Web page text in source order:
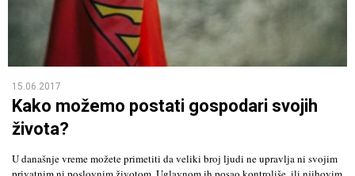
15.06.2017
Kako možemo postati gospodari svojih
života?
U današnje vreme možete primetiti da veliki broj ljudi ne upravlja ni svojim